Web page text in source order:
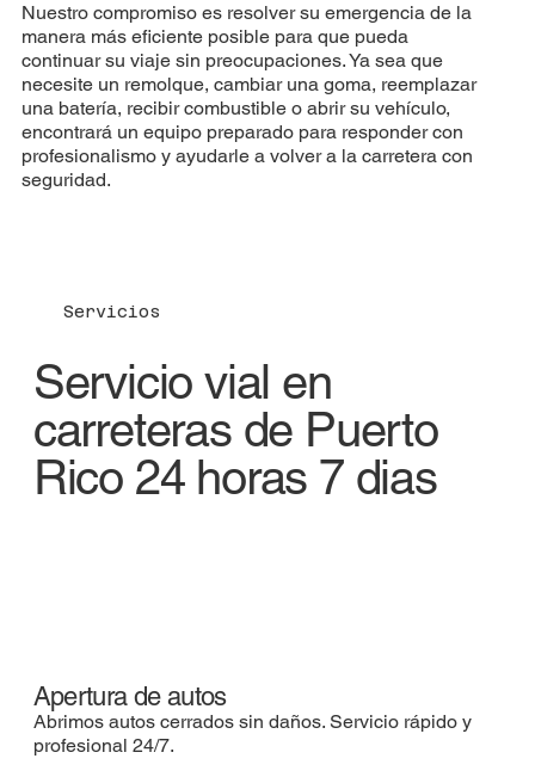
Nuestro compromiso es resolver su emergencia de la
manera más eficiente posible para que pueda
continuar su viaje sin preocupaciones. Ya sea que
necesite un remolque, cambiar una goma, reemplazar
una batería, recibir combustible o abrir su vehículo,
encontrará un equipo preparado para responder con
profesionalismo y ayudarle a volver a la carretera con
seguridad.
Servicios
Servicio vial en
carreteras de Puerto
Rico 24 horas 7 dias
Apertura de autos
Abrimos autos cerrados sin daños. Servicio rápido y
profesional 24/7.